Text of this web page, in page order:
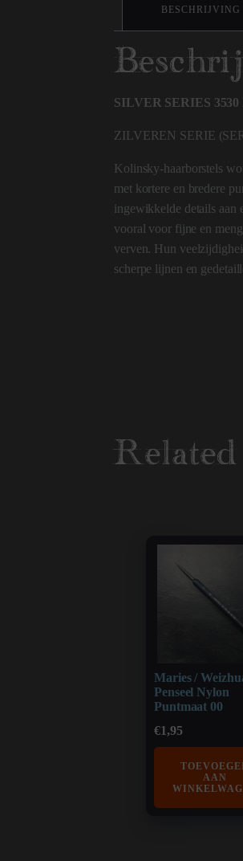
BESCHRIJVING
SILVER SERIES 3530
ZILVEREN SERIE
Kolinsky-haarborstels
met kortere en bredere
ingewikkelde details aan
vooral voor fijne en
verven. Hun
scherpe lijnen en
Maries /
Penseel Nylon
Puntmaat 00
€1,95
AAN